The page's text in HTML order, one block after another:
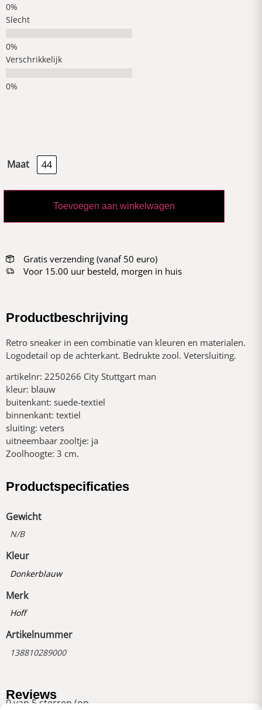
Slecht
Verschrikkelijk
Maat 44
Toevoegen aan winkelwagen
Gratis verzending (vanaf 50 euro)
Voor 15.00 uur besteld, morgen in huis
Productbeschrijving
Retro sneaker in een combinatie van kleuren en materialen.
Logodetail op de achterkant. Bedrukte zool. Vetersluiting.
artikelnr: 2250266 City Stuttgart man
kleur: blauw
buitenkant: suede-textiel
binnenkant: textiel
sluiting: veters
uitneembaar zooltje: ja
Zoolhoogte: 3 cm.
Productspecificaties
Gewicht
N/B
Kleur
Donkerblauw
Merk
Hoff
Artikelnummer
138810289000
Reviews
0 van 5 sterren (op